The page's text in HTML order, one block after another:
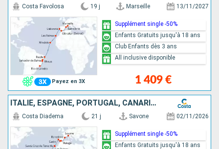
Payez en 3X
Costa Favolosa 19 j Marseille 13/11/2027
1 409 €
Supplément single -50%
Enfants Gratuits jusqu'à 18 ans
Club Enfants dès 3 ans
All inclusive disponible
ITALIE, ESPAGNE, PORTUGAL, CANARIES, CAP VERT, BRÉSIL
Costa Diadema 21 j Savone 02/11/2026
Supplément single -50%
Enfants Gratuits jusqu'à 18 ans